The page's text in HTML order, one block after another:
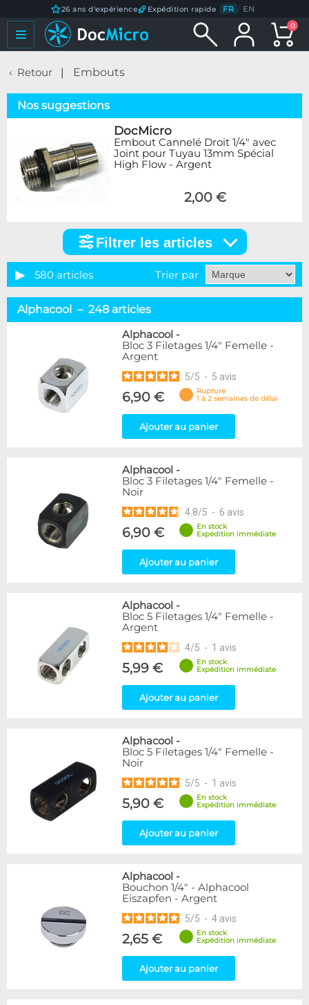
26 ans d'expérience Expédition rapide FR / EN
0
Retour Embouts
Nos suggestions
DocMicro
Embout Cannelé Droit 1/4" avec
Joint pour Tuyau 13mm Spécial
High Flow - Argent
2,00 €
articles
Catégorie
Embouts tuyaux souples
Embouts tubes rigides
110
18
Adaptateurs
338
Marque
Alphacool
52
55
10
142
KooLance
Monsoon
9
Nanoxia
PrimoChill
9
31
216
2
Or
1
Rouge
Vert
5
4
36
Noir/Nickel
Couleur
Noir
236
39
280
Raccord en Y
5
Forme
Filtrer les articles
580 articles Trier par
Alphacool – 248 articles
Alphacool -
Bloc 3 Filetages 1/4" Femelle -
Argent
5/5 - 5 avis
6,90 €
Rupture
1 à 2 semaines de délai
Ajouter au panier
Alphacool -
Bloc 3 Filetages 1/4" Femelle -
Noir
4.8/5 - 6 avis
6,90 €
En stock
Expédition immédiate
Ajouter au panier
Alphacool -
Bloc 5 Filetages 1/4" Femelle -
Argent
4/5 - 1 avis
5,99 €
En stock
Expédition immédiate
Ajouter au panier
Alphacool -
Bloc 5 Filetages 1/4" Femelle -
Noir
5/5 - 1 avis
5,90 €
En stock
Expédition immédiate
Ajouter au panier
Alphacool -
Bouchon 1/4" - Alphacool
Eiszapfen - Argent
5/5 - 4 avis
2,65 €
En stock
Expédition immédiate
Ajouter au panier